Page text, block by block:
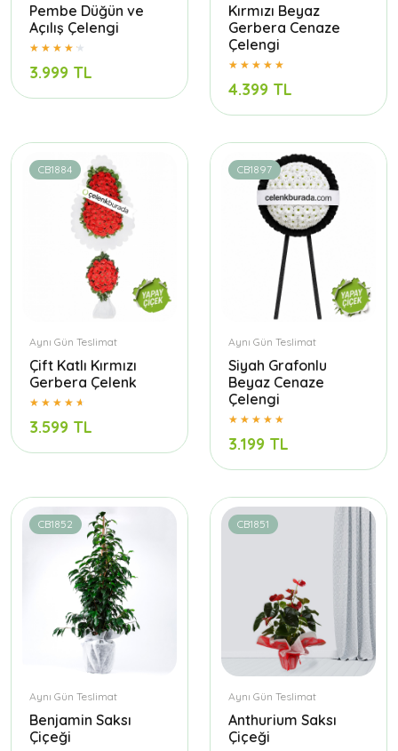
Pembe Düğün ve
Açılış Çelengi
3.999 TL
Kırmızı Beyaz
Gerbera Cenaze
Çelengi
4.399 TL
CB1884
Aynı Gün Teslimat
Çift Katlı Kırmızı
Gerbera Çelenk
3.599 TL
CB1897
Aynı Gün Teslimat
Siyah Grafonlu
Beyaz Cenaze
Çelengi
3.199 TL
CB1852
Aynı Gün Teslimat
Benjamin Saksı
Çiçeği
CB1851
Aynı Gün Teslimat
Anthurium Saksı
Çiçeği